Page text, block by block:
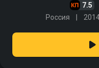
7.5
Россия